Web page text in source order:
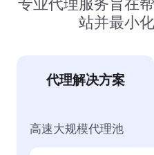
站并最小
代理解决方案
高速大规模代理池